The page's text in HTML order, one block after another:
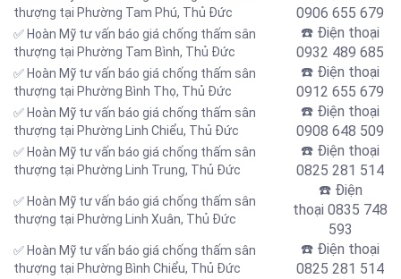
thượng tại Phường Tam Phú, Thủ Đức
0906 655 679
✅ Hoàn Mỹ tư vấn báo giá chống thấm sân
thượng tại Phường Tam Bình, Thủ Đức
☎️ Điện thoại
0932 489 685
✅ Hoàn Mỹ tư vấn báo giá chống thấm sân
thượng tại Phường Bình Thọ, Thủ Đức
☎️ Điện thoại
0912 655 679
✅ Hoàn Mỹ tư vấn báo giá chống thấm sân
thượng tại Phường Linh Chiểu, Thủ Đức
☎️ Điện thoại
0908 648 509
✅ Hoàn Mỹ tư vấn báo giá chống thấm sân
thượng tại Phường Linh Trung, Thủ Đức
☎️ Điện thoại
0825 281 514
✅ Hoàn Mỹ tư vấn báo giá chống thấm sân
thượng tại Phường Linh Xuân, Thủ Đức
☎️ Điện
thoại 0835 748
593
✅ Hoàn Mỹ tư vấn báo giá chống thấm sân
thượng tại Phường Bình Chiểu, Thủ Đức
☎️ Điện thoại
0825 281 514